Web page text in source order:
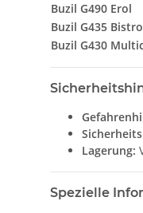
Buzil G490 Erol
Buzil G435 Bistro
Buzil G430
Lagerung:
Spezielle